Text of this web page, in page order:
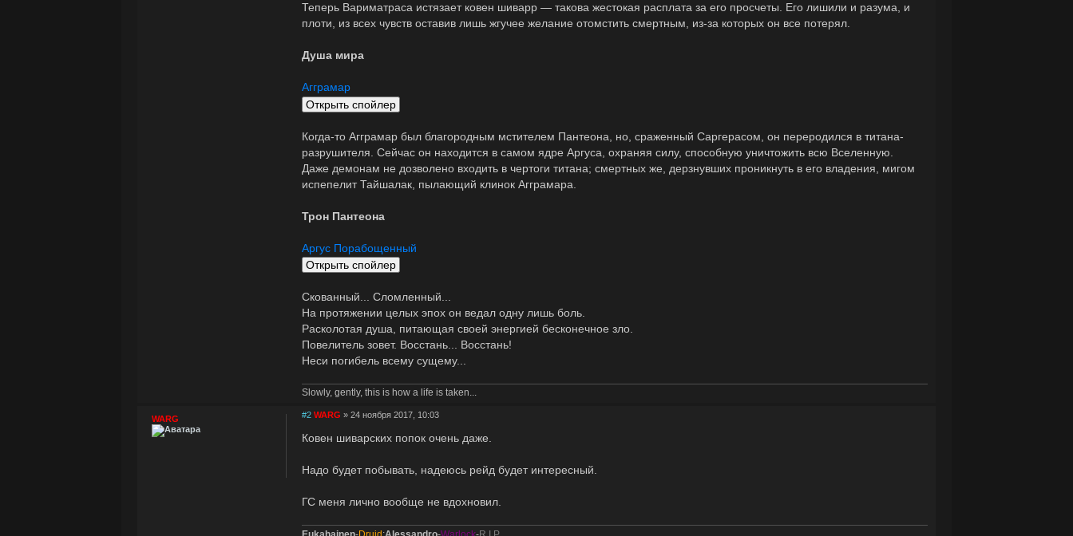
Теперь Вариматраса истязает ковен шиварр — такова жестокая расплата за его просчеты. Его лишили и разума, и
плоти, из всех чувств оставив лишь жгучее желание отомстить смертным, из-за которых он все потерял.
Душа мира
Агграмар
Когда-то Агграмар был благородным мстителем Пантеона, но, сраженный Саргерасом, он переродился в титана-
разрушителя. Сейчас он находится в самом ядре Аргуса, охраняя силу, способную уничтожить всю Вселенную.
Даже демонам не дозволено входить в чертоги титана; смертных же, дерзнувших проникнуть в его владения, мигом
испепелит Тайшалак, пылающий клинок Агграмара.
Трон Пантеона
Аргус Порабощенный
Скованный... Сломленный...
На протяжении целых эпох он ведал одну лишь боль.
Расколотая душа, питающая своей энергией бесконечное зло.
Повелитель зовет. Восстань... Восстань!
Неси погибель всему сущему...
Slowly, gently, this is how a life is taken...
#2 WARG » 24 ноября 2017, 10:03
Ковен шиварских попок очень даже.
Надо будет побывать, надеюсь рейд будет интересный.
ГС меня лично вообще не вдохновил.
WARG